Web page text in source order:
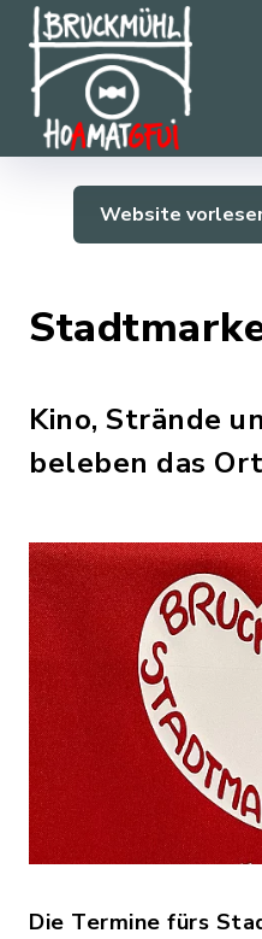
Website
Kino, Strände
beleben das
Die Termine fürs